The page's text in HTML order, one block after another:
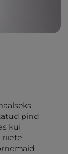
pind
kui
riietel